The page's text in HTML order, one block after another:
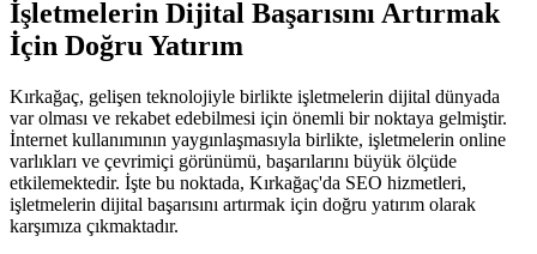
İşletmelerin Dijital Başarısını Artırmak
İçin Doğru Yatırım
Kırkağaç, gelişen teknolojiyle birlikte işletmelerin dijital dünyada
var olması ve rekabet edebilmesi için önemli bir noktaya gelmiştir.
İnternet kullanımının yaygınlaşmasıyla birlikte, işletmelerin online
varlıkları ve çevrimiçi görünümü, başarılarını büyük ölçüde
etkilemektedir. İşte bu noktada, Kırkağaç'da SEO hizmetleri,
işletmelerin dijital başarısını artırmak için doğru yatırım olarak
karşımıza çıkmaktadır.